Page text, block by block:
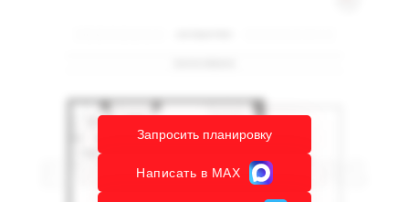
Запросить планировку
Написать в MAX